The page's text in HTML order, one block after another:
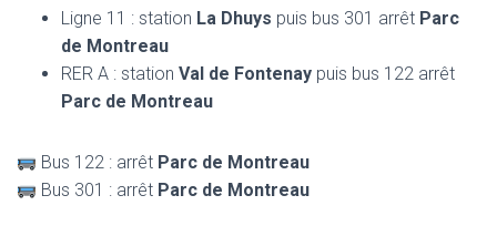
Ligne 11 : station La Dhuys puis bus 301 arrêt Parc
de Montreau
RER A : station Val de Fontenay puis bus 122 arrêt
Parc de Montreau
Bus 122 : arrêt Parc de Montreau
Bus 301 : arrêt Parc de Montreau